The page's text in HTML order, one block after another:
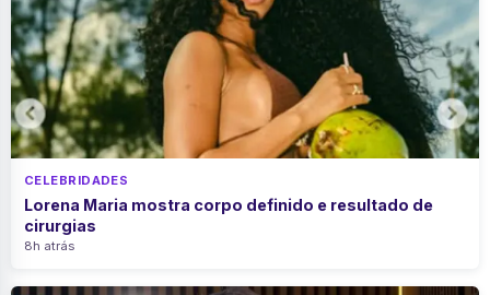
CELEBRIDADES
Lorena Maria mostra corpo definido e resultado de
cirurgias
8h atrás